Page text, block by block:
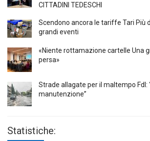
CITTADINI TEDESCHI
Scendono ancora le tariffe Tari Più
grandi eventi
«Niente rottamazione cartelle Una
persa»
Strade allagate per il maltempo FdI:
manutenzione”
Statistiche: